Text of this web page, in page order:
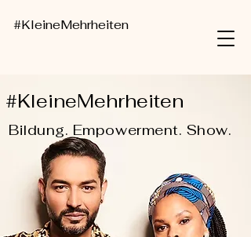
#KleineMehrheiten
#KleineMehrheiten
Bildung. Empowerment. Show.